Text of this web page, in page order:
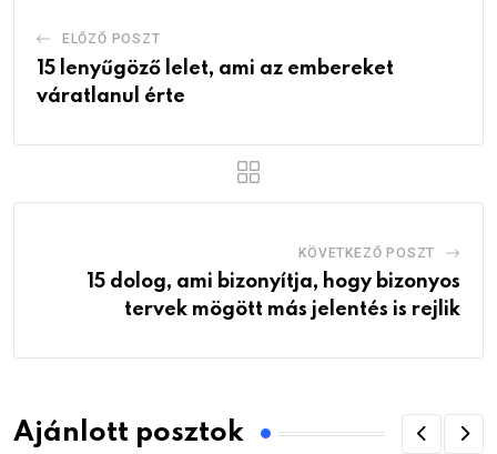
ELŐZŐ POSZT
15 lenyűgöző lelet, ami az embereket
váratlanul érte
KÖVETKEZŐ POSZT
15 dolog, ami bizonyítja, hogy bizonyos
tervek mögött más jelentés is rejlik
Ajánlott posztok